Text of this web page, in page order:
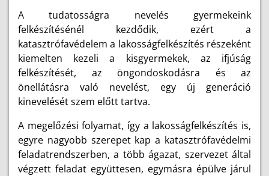
A tudatosságra nevelés gyermekeink
felkészítésénél kezdődik, ezért a
katasztrófavédelem a lakosságfelkészítés részeként
kiemelten kezeli a kisgyermekek, az ifjúság
felkészítését, az öngondoskodásra és az
önellátásra való nevelést, egy új generáció
kinevelését szem előtt tartva.
A megelőzési folyamat, így a lakosságfelkészítés is,
egyre nagyobb szerepet kap a katasztrófavédelmi
feladatrendszerben, a több ágazat, szervezet által
végzett feladat együttesen, egymásra épülve járul